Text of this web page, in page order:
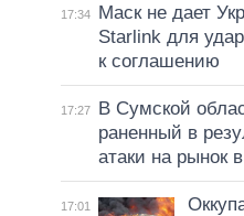
17:34
Маск не дает
Starlink для
к соглашению
17:27
В Сумской
раненный в
атаки на рынок
17:01